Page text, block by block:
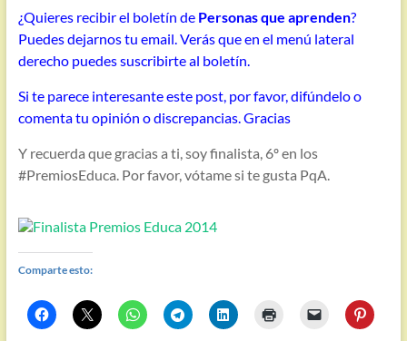
¿Quieres recibir el boletín de Personas que aprenden?
Puedes dejarnos tu email. Verás que en el menú lateral
derecho puedes suscribirte al boletín.
Si te parece interesante este post, por favor, difúndelo o
comenta tu opinión o discrepancias. Gracias
Y recuerda que gracias a ti, soy finalista, 6º en los
#PremiosEduca. Por favor, vótame si te gusta PqA.
Comparte esto: